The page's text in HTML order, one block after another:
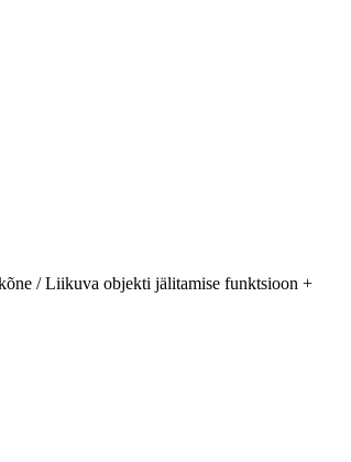
/ Liikuva objekti jälitamise funktsioon +